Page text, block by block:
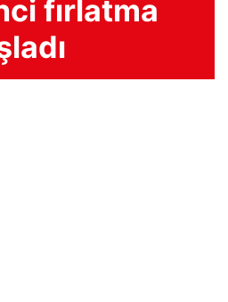
fırlatma